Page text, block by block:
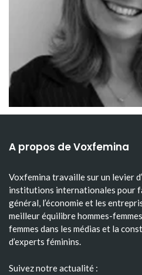
A propos de Voxfemina
Voxfemina travaille sur un levier
institutions internationales pour
général, l’économie et les
meilleur équilibre hommes-
femmes dans les médias et la
d’experts féminins.
Suivez notre actualité :